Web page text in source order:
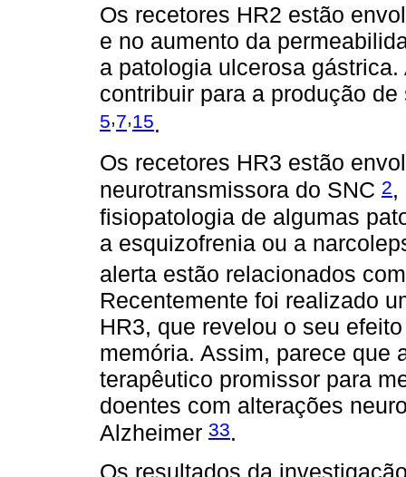
Os recetores HR2 estão
e no aumento da
a patologia ulcerosa
contribuir para a produção
5,7,15.
Os recetores HR3 estão
neurotransmissora do SNC 2,
fisiopatologia de algumas
a esquizofrenia ou a
alerta estão relacionados
Recentemente foi realizado
HR3, que revelou o seu
memória. Assim, parece que
terapêutico promissor para
doentes com alterações
Alzheimer 33.
Os resultados da